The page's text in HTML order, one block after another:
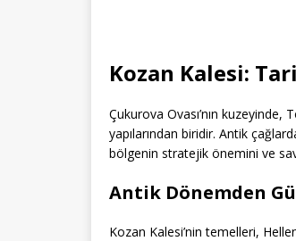
Kozan Kalesi:
Çukurova Ovası’nın kuzeyinde,
yapılarından biridir. Antik
bölgenin stratejik önemini ve
Antik Dönemden
Kozan Kalesi’nin temelleri,